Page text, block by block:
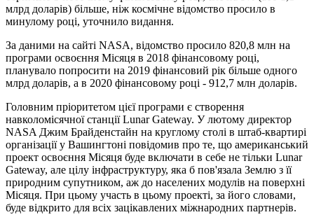
млрд доларів) більше, ніж космічне відомство просило в
минулому році, уточнило видання.
За даними на сайті NASA, відомство просило 820,8 млн на
програми освоєння Місяця в 2018 фінансовому році,
планувало попросити на 2019 фінансовий рік більше одного
млрд доларів, а в 2020 фінансовому році - 912,7 млн ​​доларів.
Головним пріоритетом цієї програми є створення
навколомісячної станції Lunar Gateway. У лютому директор
NASA Джим Брайденстайн на круглому столі в штаб-квартирі
організації у Вашингтоні повідомив про те, що американський
проект освоєння Місяця буде включати в себе не тільки Lunar
Gateway, але цілу інфраструктуру, яка б пов'язала Землю з її
природним супутником, аж до населених модулів на поверхні
Місяця. При цьому участь в цьому проекті, за його словами,
буде відкрито для всіх зацікавлених міжнародних партнерів.